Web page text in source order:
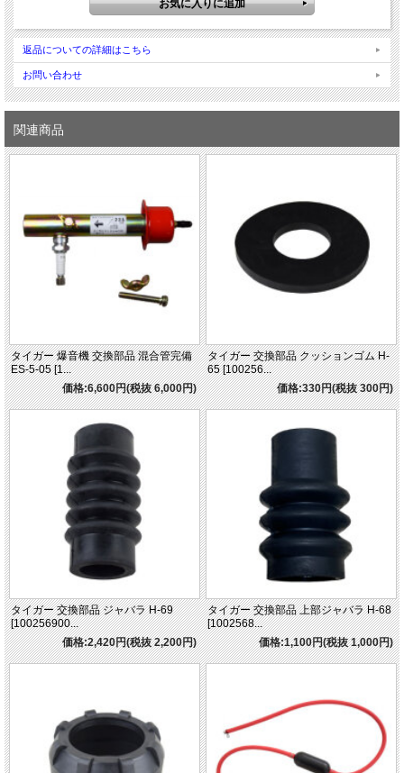
返品についての詳細はこちら
お問い合わせ
関連商品
タイガー 爆音機 交換部品 混合管完備
ES-5-05 [1...
価格:6,600円(税抜 6,000円)
タイガー 交換部品 クッションゴム H-
65 [100256...
価格:330円(税抜 300円)
タイガー 交換部品 ジャバラ H-69
[100256900...
価格:2,420円(税抜 2,200円)
タイガー 交換部品 上部ジャバラ H-68
[1002568...
価格:1,100円(税抜 1,000円)